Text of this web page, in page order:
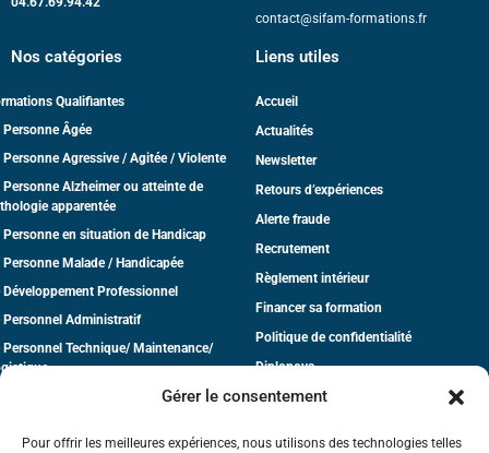
Gérer le consentement
Pour offrir les meilleures expériences, nous utilisons des technologies telles
contact@sifam-formations.fr
Nos catégories
Qualifiantes
Personne Âgée
Personne Agressive / Agitée / Violente
Personne Alzheimer ou atteinte de
apparentée
Personne en situation de Handicap
Personne Malade / Handicapée
Développement Professionnel
Personnel Administratif
Personnel Technique/ Maintenance/
Liens utiles
Accueil
Actualités
Newsletter
Retours d’expériences
Alerte fraude
Recrutement
Règlement intérieur
Financer sa formation
Politique de confidentialité
Diplonova
CGV